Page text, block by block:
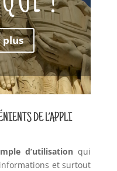
plus
DE L’APPLI
d’utilisationqui
et surtout